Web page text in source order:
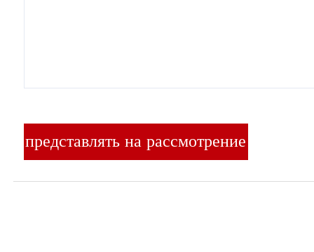
представлять на рассмотрение